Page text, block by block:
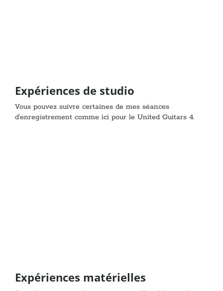
Expériences de studio
Vous pouvez suivre certaines de mes séances
d'enregistrement comme ici pour le United Guitars 4.
Expériences matérielles